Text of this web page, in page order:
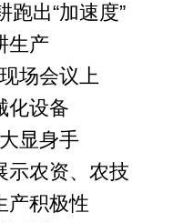
跑出“加速度”
生产
场会议上
化设备
显身手
示农资、农技
产积极性